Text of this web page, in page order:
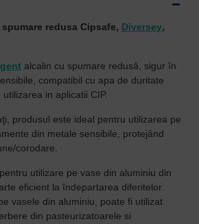
redusa Cipsafe, Diversey,
alcalin cu spumare redusă, sigur în
compatibil cu apa de duritate
in aplicatii CIP.
produsul este ideal pentru utilizarea pe
din metale sensibile, protejând
corodare.
utilizare pe vase din aluminiu din
eficient la îndepartarea diferitelor
vasele din aluminiu, poate fi utilizat
din pasteurizatoarele si